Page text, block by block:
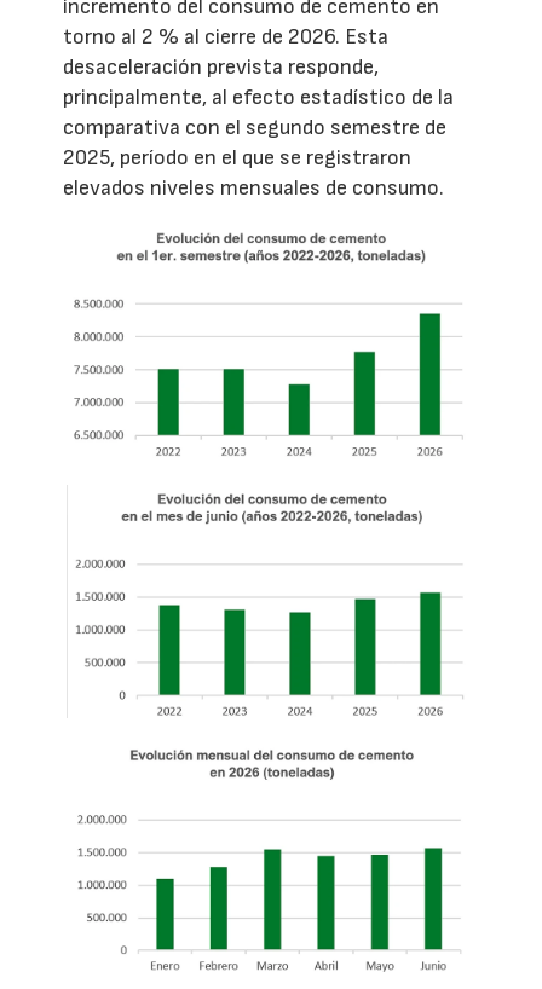
incremento del consumo de cemento en
torno al 2 % al cierre de 2026. Esta
desaceleración prevista responde,
principalmente, al efecto estadístico de la
comparativa con el segundo semestre de
2025, período en el que se registraron
elevados niveles mensuales de consumo.